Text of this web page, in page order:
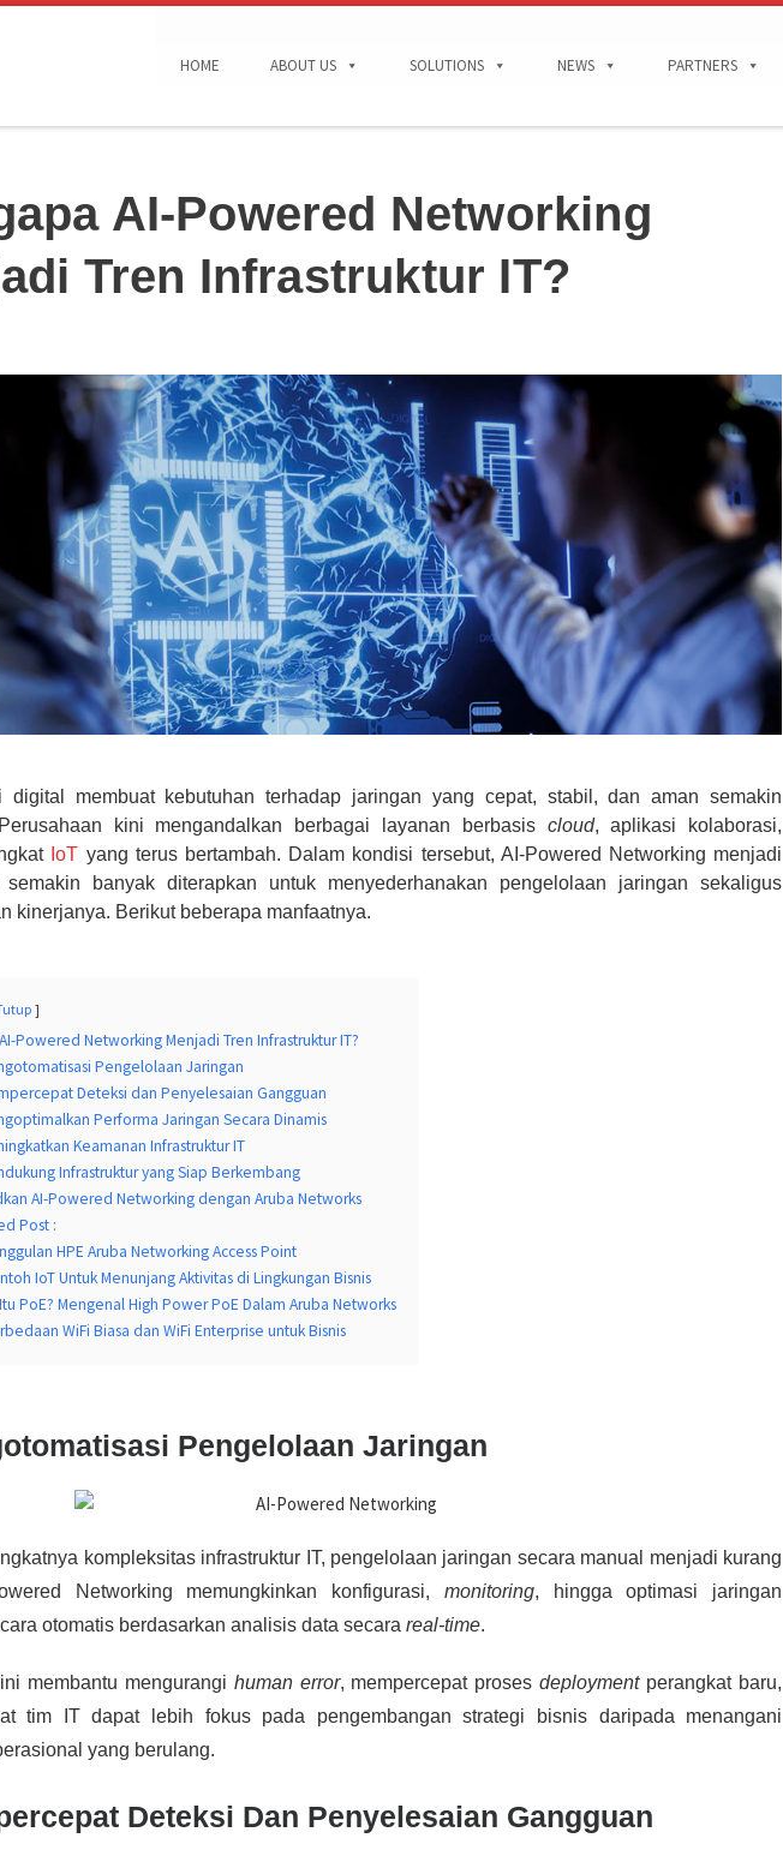
HOME ABOUT US SOLUTIONS NEWS PARTNERS
AI-Powered Networking
Tren Infrastruktur IT?
digital membuat kebutuhan terhadap jaringan yang cepat, stabil, dan aman semakin
kini mengandalkan berbagai layanan berbasis cloud, aplikasi kolaborasi,
IoT yang terus bertambah. Dalam kondisi tersebut, AI-Powered Networking menjadi
banyak diterapkan untuk menyederhanakan pengelolaan jaringan sekaligus
kinerjanya. Berikut beberapa manfaatnya.
Powered Networking Menjadi Tren Infrastruktur IT?
Pengelolaan Jaringan
Deteksi dan Penyelesaian Gangguan
Performa Jaringan Secara Dinamis
Keamanan Infrastruktur IT
Infrastruktur yang Siap Berkembang
AI-Powered Networking dengan Aruba Networks
Post :
HPE Aruba Networking Access Point
IoT Untuk Menunjang Aktivitas di Lingkungan Bisnis
PoE? Mengenal High Power PoE Dalam Aruba Networks
WiFi Biasa dan WiFi Enterprise untuk Bisnis
Pengelolaan Jaringan
kompleksitas infrastruktur IT, pengelolaan jaringan secara manual menjadi kurang
Networking memungkinkan konfigurasi, monitoring, hingga optimasi jaringan
otomatis berdasarkan analisis data secara real-time.
membantu mengurangi human error, mempercepat prosesdeploymentperangkat baru,
tim IT dapat lebih fokus pada pengembangan strategi bisnis daripada menangani
yang berulang.
Deteksi Dan Penyelesaian Gangguan